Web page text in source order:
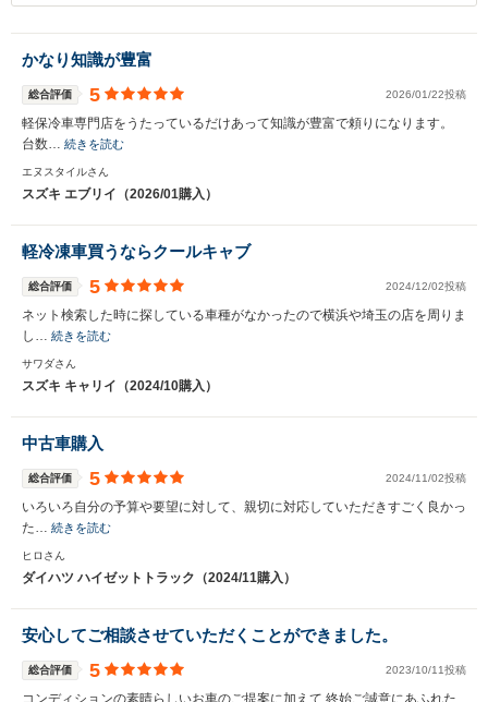
かなり知識が豊富
総合評価 5 2026/01/22投稿
軽保冷車専門店をうたっているだけあって知識が豊富で頼りになります。
台数… 続きを読む
エヌスタイルさん
スズキ エブリイ（2026/01購入）
軽冷凍車買うならクールキャブ
総合評価 5 2024/12/02投稿
ネット検索した時に探している車種がなかったので横浜や埼玉の店を周りま
し… 続きを読む
サワダさん
スズキ キャリイ（2024/10購入）
中古車購入
総合評価 5 2024/11/02投稿
いろいろ自分の予算や要望に対して、親切に対応していただきすごく良かっ
た… 続きを読む
ヒロさん
ダイハツ ハイゼットトラック（2024/11購入）
安心してご相談させていただくことができました。
総合評価 5 2023/10/11投稿
コンディションの素晴らしいお車のご提案に加えて 終始ご誠意にあふれた